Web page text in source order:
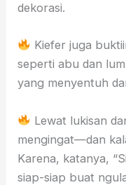
dekorasi.
Kiefer juga
seperti abu dan
yang menyentuh
Lewat lukisan
mengingat—dan
Karena, katanya,
siap-siap buat